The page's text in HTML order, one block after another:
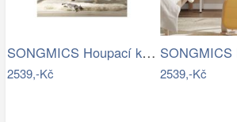
SONGMICS Houpací křeslo polstrované…
2539,-Kč 2539,-Kč